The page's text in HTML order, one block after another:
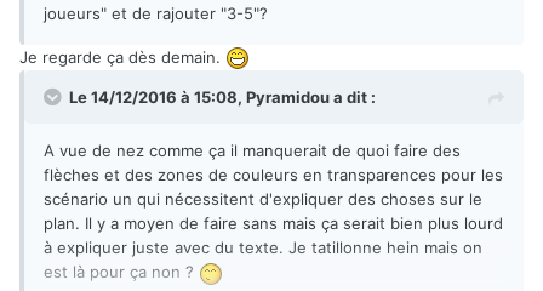
joueurs" et de rajouter "3-5"?
Je regarde ça dès demain.
Le 14/12/2016 à 15:08, Pyramidoua dit :
A vue de nez comme ça il manquerait de quoi faire des
flèches et des zones de couleurs en transparences pour les
scénario un qui nécessitent d'expliquer des choses sur le
plan. Il y a moyen de faire sans mais ça serait bien plus lourd
à expliquer juste avec du texte. Je tatillonne hein mais on
est là pour ça non ?